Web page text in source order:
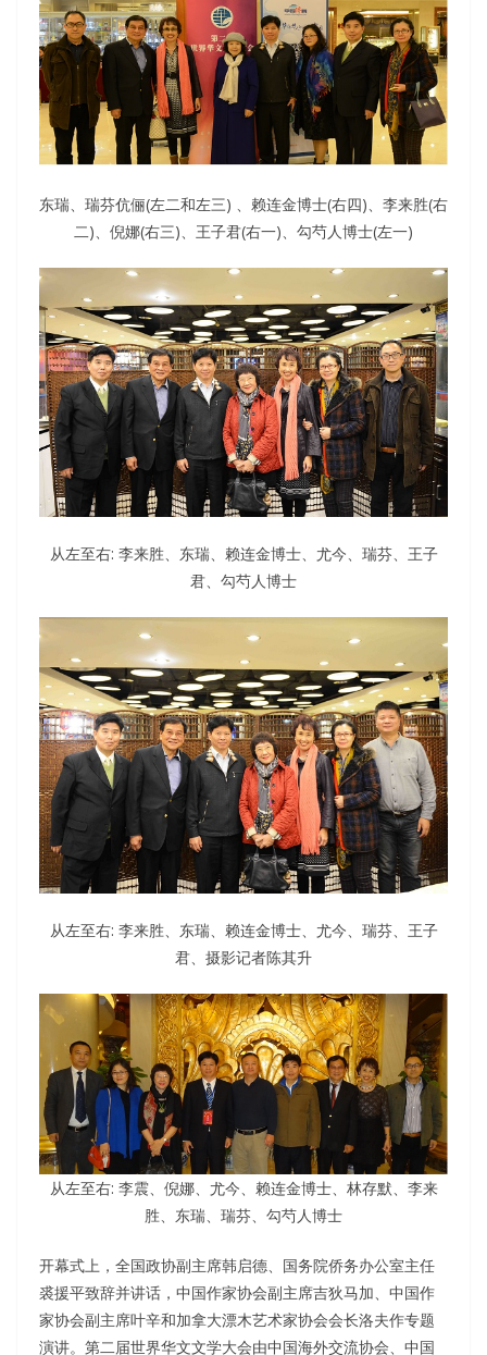
东瑞、瑞芬伉俪(左二和左三) 、赖连金博士(右四)、李来胜(右
二)、倪娜(右三)、王子君(右一)、勾芍人博士(左一)
从左至右: 李来胜、东瑞、赖连金博士、尤今、瑞芬、王子
君、勾芍人博士
从左至右: 李来胜、东瑞、赖连金博士、尤今、瑞芬、王子
君、摄影记者陈其升
从左至右: 李震、倪娜、尤今、赖连金博士、林存默、李来
胜、东瑞、瑞芬、勾芍人博士
开幕式上，全国政协副主席韩启德、国务院侨务办公室主任
裘援平致辞并讲话，中国作家协会副主席吉狄马加、中国作
家协会副主席叶辛和加拿大漂木艺术家协会会长洛夫作专题
演讲。第二届世界华文文学大会由中国海外交流协会、中国